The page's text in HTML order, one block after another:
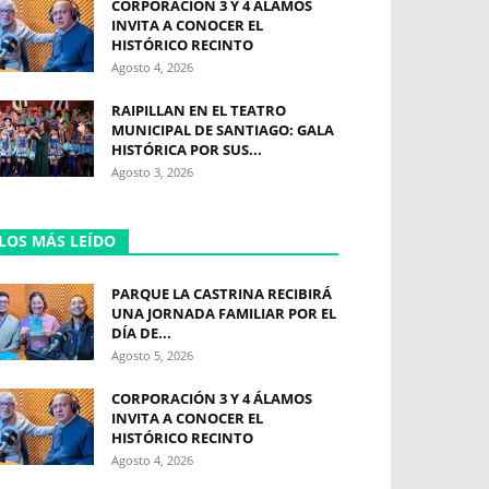
CORPORACIÓN 3 Y 4 ÁLAMOS
INVITA A CONOCER EL
HISTÓRICO RECINTO
Agosto 4, 2026
RAIPILLAN EN EL TEATRO
MUNICIPAL DE SANTIAGO: GALA
HISTÓRICA POR SUS...
Agosto 3, 2026
MÁS LEÍDO
PARQUE LA CASTRINA RECIBIRÁ
UNA JORNADA FAMILIAR POR EL
DÍA DE...
Agosto 5, 2026
CORPORACIÓN 3 Y 4 ÁLAMOS
INVITA A CONOCER EL
HISTÓRICO RECINTO
Agosto 4, 2026